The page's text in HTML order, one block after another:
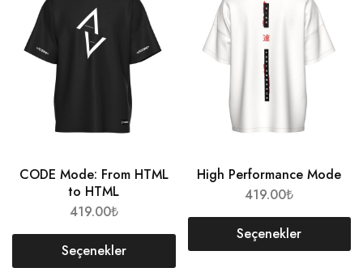
CODE Mode: From HTML
to HTML
419.00₺
Seçenekler
High Performance Mode
419.00₺
Seçenekler